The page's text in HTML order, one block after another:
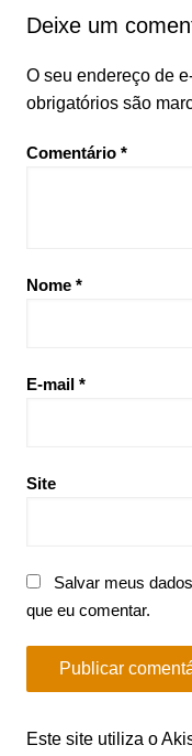
Deixe um
O seu endereço de
obrigatórios são
Comentário *
Nome *
E-mail *
Site
Salvar meus
que eu comentar.
Este site utiliza o